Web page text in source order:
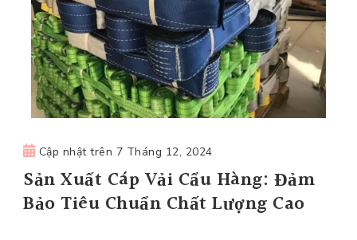
Cập nhật trên 7 Tháng 12, 2024
Sản Xuất Cáp Vải Cẩu Hàng: Đảm
Bảo Tiêu Chuẩn Chất Lượng Cao